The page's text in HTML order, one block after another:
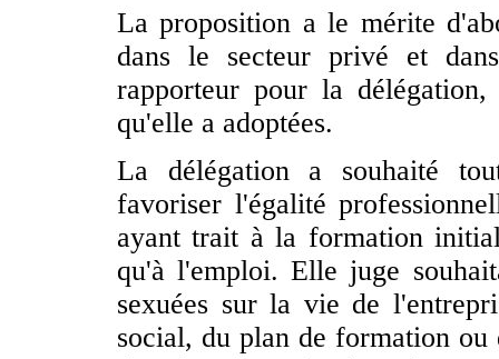
La proposition a le mérite
dans le secteur privé et
rapporteur pour la délégation,
qu'elle a adoptées.
La délégation a souhaité
favoriser l'égalité
ayant trait à la formation
qu'à l'emploi. Elle juge
sexuées sur la vie de
social, du plan de formation